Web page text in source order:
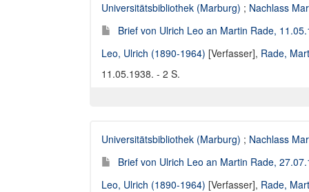
Universitätsbibliothek (Marburg) ; Nachlass
Brief von Ulrich Leo an Martin Rade,
Leo, Ulrich (1890-1964) [Verfasser], Rade,
11.05.1938. - 2 S.
Universitätsbibliothek (Marburg) ; Nachlass
Brief von Ulrich Leo an Martin Rade,
Leo, Ulrich (1890-1964) [Verfasser], Rade,